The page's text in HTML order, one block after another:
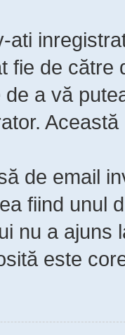
ati
fie de
a vă
de email
fiind unul
nu a ajuns
este